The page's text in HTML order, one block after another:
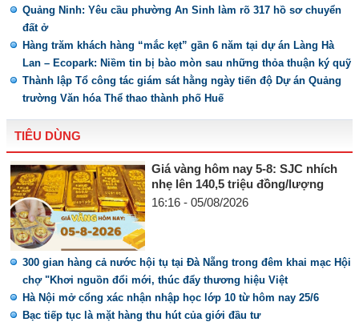
Quảng Ninh: Yêu cầu phường An Sinh làm rõ 317 hồ sơ chuyển
đất ở
Hàng trăm khách hàng “mắc kẹt” gần 6 năm tại dự án Làng Hà
Lan – Ecopark: Niềm tin bị bào mòn sau những thỏa thuận ký quỹ
Thành lập Tổ công tác giám sát hằng ngày tiến độ Dự án Quảng
trường Văn hóa Thể thao thành phố Huế
TIÊU DÙNG
Giá vàng hôm nay 5-8: SJC nhích
nhẹ lên 140,5 triệu đồng/lượng
16:16 - 05/08/2026
300 gian hàng cả nước hội tụ tại Đà Nẵng trong đêm khai mạc Hội
chợ "Khơi nguồn đổi mới, thúc đẩy thương hiệu Việt
Hà Nội mở cổng xác nhận nhập học lớp 10 từ hôm nay 25/6
Bạc tiếp tục là mặt hàng thu hút của giới đầu tư